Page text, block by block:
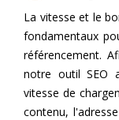
La vitesse et le
fondamentaux
référencement.
notre outil SEO
vitesse de
contenu,